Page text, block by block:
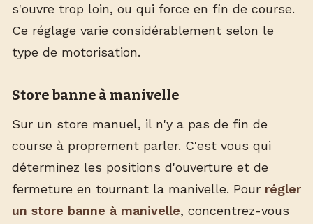
s'ouvre trop loin, ou qui force en fin de course.
Ce réglage varie considérablement selon le
type de motorisation.
Store banne à manivelle
Sur un store manuel, il n'y a pas de fin de
course à proprement parler. C'est vous qui
déterminez les positions d'ouverture et de
fermeture en tournant la manivelle. Pour régler
un store banne à manivelle, concentrez-vous